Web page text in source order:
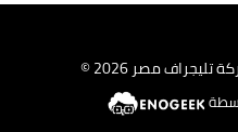
مصر 2026 ©